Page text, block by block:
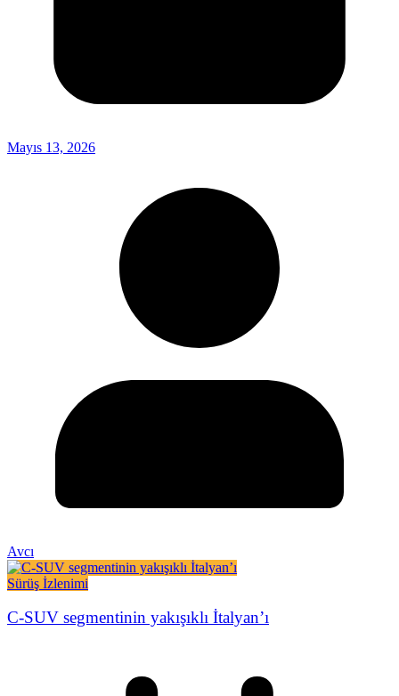
Mayıs 13, 2026
Avcı
Sürüş İzlenimi
C-SUV segmentinin yakışıklı İtalyan’ı